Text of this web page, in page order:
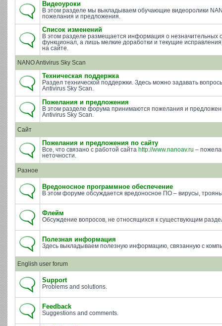
Видеоуроки
В этом разделе мы выкладываем обучающие видеоролики
пожелания и предложения.
Список изменений
В этом разделе размещается информация о незначительных
функционал, а лишь мелкие доработки и текущие
на сайте.
NANO Antivirus Sky Scan
Техническая поддержка
Раздел технической поддержки. Здесь можно задавать
Antivirus Sky Scan.
Пожелания и предложения
В этом разделе форума принимаются пожелания и
Antivirus Sky Scan.
Сайт
Пожелания и предложения по сайту
Все, что связано с работой сайта http://www.nanoav.ru –
неточности.
Разное
Вредоносное программное обеспечение
В этом форуме обсуждается вредоносное ПО – вирусы,
Флейм
Обсуждение вопросов, не относящихся к существующим
Полезная информация
Здесь выкладываем полезную информацию, связанную с
English user forum
Support
Problems and solutions.
Feedback
Suggestions and comments.